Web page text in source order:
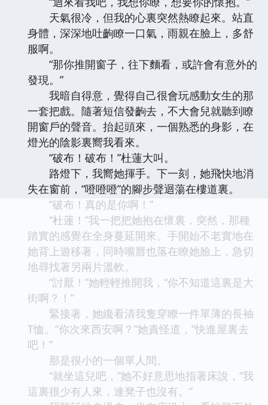
天氣很冷，但我的心裏突然熱瞭起來。站直
身體，深深地吐齣瞭一口氣，雨親在臉上，多舒
服啊。
“那你推開窗子，往下麵看，或許會有意外的
發現。”
我暗自得意，覺得自己很會玩感動女生的那
一套把戲。隨著短信發齣去，不大會兒就聽到瞭
開窗戶的聲音。抬起頭來，一個熟悉的身影，在
燈光的陰影裏嚮我看來。
“破布！破布！”杜蓮大叫。
路燈下，我嚮她揮手。下一刻，她飛快地消
失在窗前，“噔噔噔”的腳步聲迴蕩在樓道裏。
“破布！真的是你啊！”
“杜蓮！”我一把把她抱在懷裏，突然，那種
踏實的感覺在全身蔓延開來。手開始不老實地在
她背上遊移著，同時嘴唇也落在瞭她臉上，急切
地尋找著另兩片溫軟。
“討厭！”她輕輕推開我，“你不知道這裏是大
街啊？！”
緊接著，她纔看清我隻穿瞭一件單薄的長袖
T恤。“你次來西安啊？”她責怪道，“快進屋裏去
吧！”
那是很小的一個單人間。
“就坐這兒吧，”她不好意思地指著床說，“我
這裏很少有人來，連凳子也沒有。”